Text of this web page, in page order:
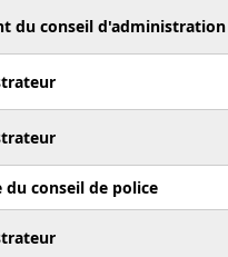
du conseil d'administration
du conseil de police